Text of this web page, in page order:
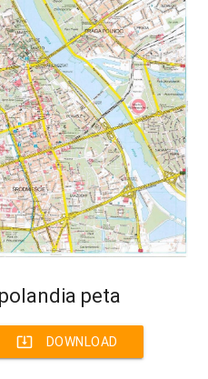
peta
system_update_alt DOWNLOAD